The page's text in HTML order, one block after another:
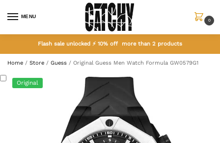
MENU
0
Flash sale unlocked ⚡ 10% off more than 2 products
Home / Store / Guess / Original Guess Men Watch Formula GW0579G1
Original